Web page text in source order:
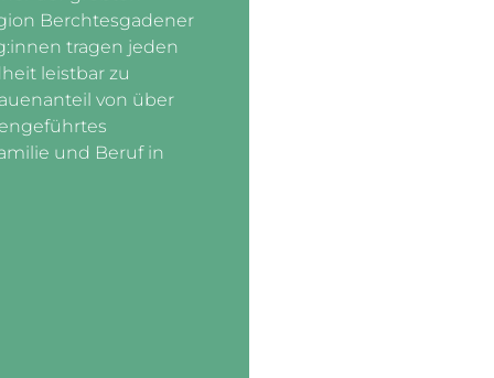
Berchtesgadener
tragen jeden
leistbar zu
von über
und Beruf in